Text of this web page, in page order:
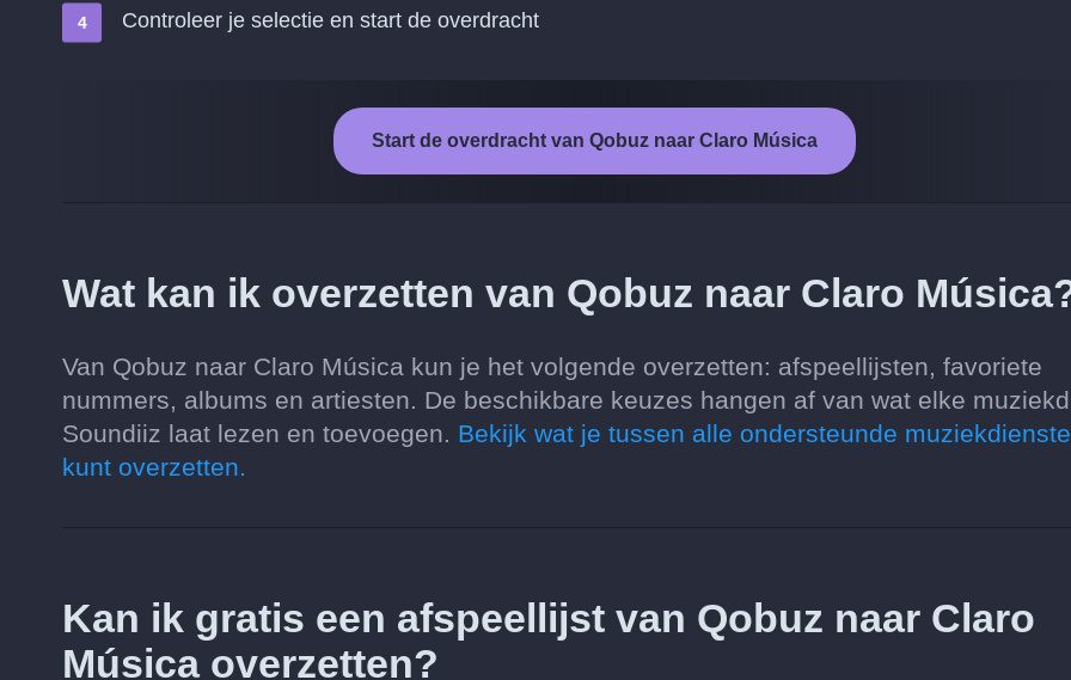
Controleer je selectie en start de overdracht
Start de overdracht van Qobuz naar Claro Música
Wat kan ik overzetten van Qobuz naar Claro
Van Qobuz naar Claro Música kun je het volgende overzetten: afspeellijsten, favoriete
nummers, albums en artiesten. De beschikbare keuzes hangen af van wat elke
Soundiiz laat lezen en toevoegen. Bekijk wat je tussen alle ondersteunde
kunt overzetten.
Kan ik gratis een afspeellijst van Qobuz naar Claro
Música overzetten?